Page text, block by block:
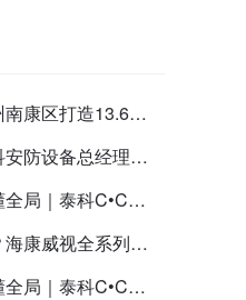
康区打造13.6公
安防设备总经理张
范式
局｜泰科C•CUR
运营智能新时代
康威视全系列物
护更放心！
局｜泰科C•CUR